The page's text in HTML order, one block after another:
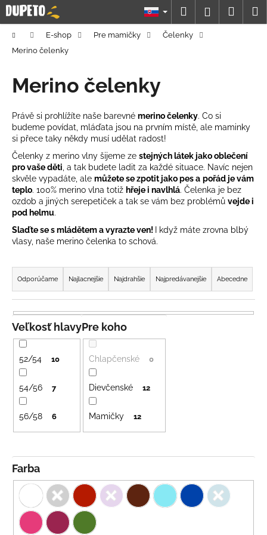
Prejsť
na
obsah
Hľadať
DomovE-shop Pre mamičky
Čelenky
Merino čelenky
Merino čelenky
Právě si prohlížíte naše barevné merino čelenky. Co si
budeme povídat, mláďata jsou na prvním místě, ale maminky
si přece taky někdy musí udělat radost!
Čelenky z merino vlny šijeme ze stejných látek jako oblečení
pro vaše děti , a tak budete ladit za každé situace. Navíc nejen
skvěle vypadáte, ale můžete se zpotit jako pes a pořád je vám
teplo. 100% merino vlna totiž hřeje i navlhlá. Čelenka je bez
ozdob a jiných serepetiček a tak se vám bez problémů vejde i
pod helmu.
Slaďte se s mládětem a vyrazte ven! I když máte zrovna blbý
vlasy, naše merino čelenka to schová.
R
a
d
e
n
i
e
p
o
d
u
t
o
Odporúčame Najlacnejšie Najdrahšie Najpredávanejšie Abecedne
Farba
Pre koho
Chlapčenské 0
Dievčenské 12
Mamičky 12
Veľkosť hlavy
52/54 10
54/56 7
56/58 6
K
o
o
p
o
t
r
e
b
u
j
e
t
n
á
j
s
ť
?
HĽADAŤ
O
d
p